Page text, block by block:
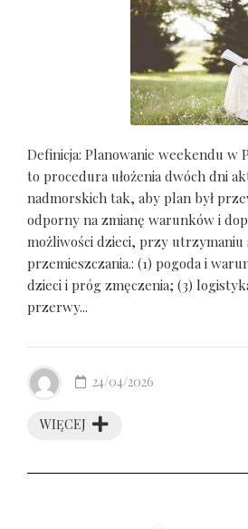
Definicja: Planowanie weekendu w
to procedura ułożenia dwóch dni
nadmorskich tak, aby plan był
odporny na zmianę warunków i
możliwości dzieci, przy
przemieszczania.: (1) pogoda i
dzieci i próg zmęczenia; (3)
przerwy...
WIĘCEJ
24/04/2026